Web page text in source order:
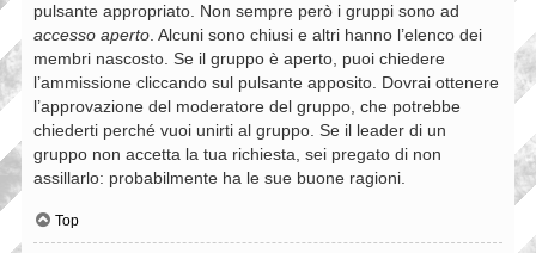
pulsante appropriato. Non sempre però i gruppi sono ad
accesso aperto. Alcuni sono chiusi e altri hanno l’elenco dei
membri nascosto. Se il gruppo è aperto, puoi chiedere
l’ammissione cliccando sul pulsante apposito. Dovrai ottenere
l’approvazione del moderatore del gruppo, che potrebbe
chiederti perché vuoi unirti al gruppo. Se il leader di un
gruppo non accetta la tua richiesta, sei pregato di non
assillarlo: probabilmente ha le sue buone ragioni.
Top